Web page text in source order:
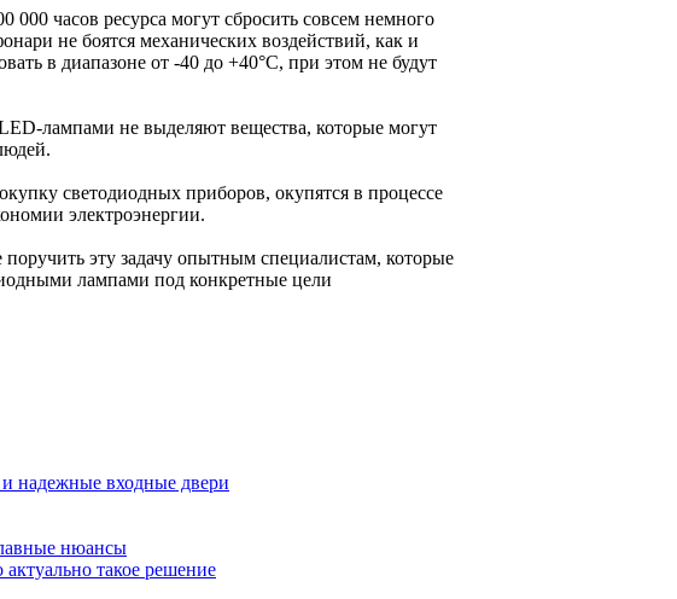
часов ресурса могут сбросить совсем немного
не боятся механических воздействий, как и
в диапазоне от -40 до +40°C, при этом не будут
лампами не выделяют вещества, которые могут
светодиодных приборов, окупятся в процессе
электроэнергии.
эту задачу опытным специалистам, которые
лампами под конкретные цели
и надежные входные двери
нюансы
актуально такое решение